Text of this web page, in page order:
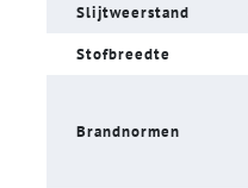
Slijtweerstand
Stofbreedte
Brandnormen